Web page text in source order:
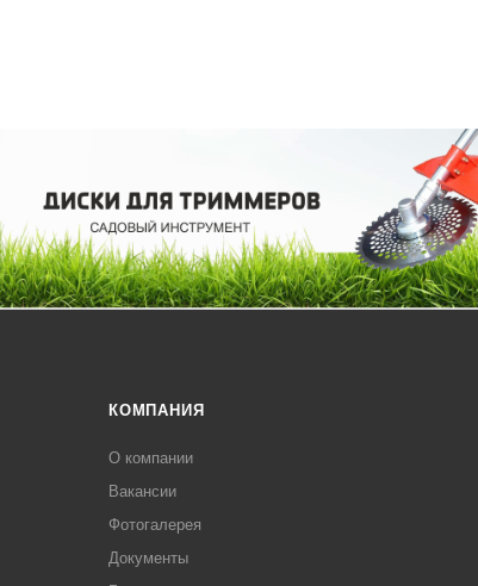
КОМПАНИЯ
О компании
Вакансии
Фотогалерея
Документы